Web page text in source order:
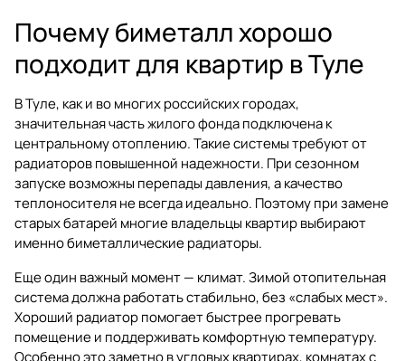
Почему биметалл хорошо
подходит для квартир в Туле
В Туле, как и во многих российских городах,
значительная часть жилого фонда подключена к
центральному отоплению. Такие системы требуют от
радиаторов повышенной надежности. При сезонном
запуске возможны перепады давления, а качество
теплоносителя не всегда идеально. Поэтому при замене
старых батарей многие владельцы квартир выбирают
именно биметаллические радиаторы.
Еще один важный момент — климат. Зимой отопительная
система должна работать стабильно, без «слабых мест».
Хороший радиатор помогает быстрее прогревать
помещение и поддерживать комфортную температуру.
Особенно это заметно в угловых квартирах, комнатах с